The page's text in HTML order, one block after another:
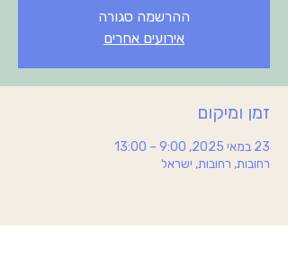
ההרשמה סגורה
אירועים אחרים
זמן ומיקום
23 במאי 2025, 9:00 – 13:00
רחובות, רחובות, ישראל